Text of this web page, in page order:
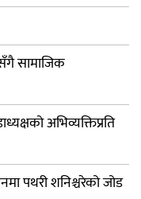
सामाजिक
अभिव्यक्तिप्रति
पथरी शनिश्चरेको जोड